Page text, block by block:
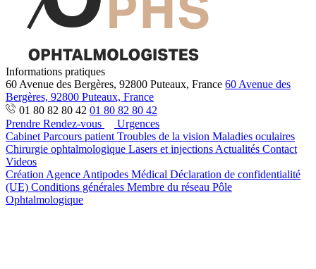
Informations pratiques
60 Avenue des Bergères, 92800 Puteaux, France 60 Avenue des
Bergères, 92800 Puteaux, France
01 80 82 80 42 01 80 82 80 42
Prendre Rendez-vous
Urgences
Cabinet Parcours patient Troubles de la vision Maladies oculaires
Chirurgie ophtalmologique Lasers et injections Actualités Contact
Videos
Création Agence Antipodes Médical Déclaration de confidentialité
(UE) Conditions générales Membre du réseau Pôle
Ophtalmologique